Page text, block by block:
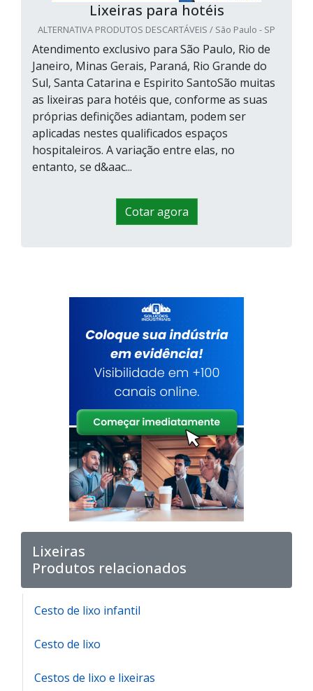
Lixeiras para hotéis
ALTERNATIVA PRODUTOS DESCARTÁVEIS / São Paulo - SP
Atendimento exclusivo para São Paulo, Rio de
Janeiro, Minas Gerais, Paraná, Rio Grande do
Sul, Santa Catarina e Espirito SantoSão muitas
as lixeiras para hotéis que, conforme as suas
próprias definições adiantam, podem ser
aplicadas nestes qualificados espaços
hospitaleiros. A variação entre elas, no
entanto, se d&aac...
Cotar agora
Lixeiras
Produtos relacionados
Cesto de lixo infantil
Cesto de lixo
Cestos de lixo e lixeiras